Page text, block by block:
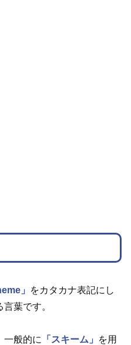
」
をカタカナ表記にし
葉です。
一般的に 「スキーム」
を用